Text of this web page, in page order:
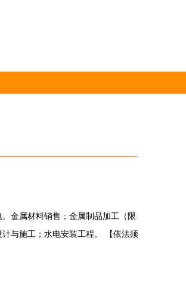
金属材料销售；金属制品加工（限
与施工；水电安装工程。 【依法须